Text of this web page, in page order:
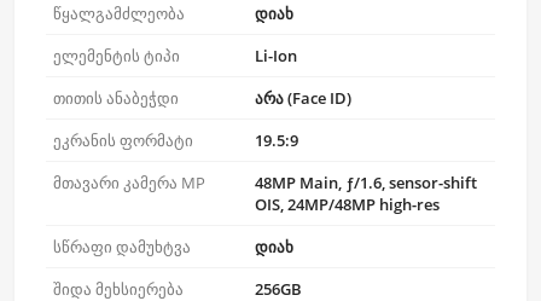
წყალგამძლეობა
დიახ
ელემენტის ტიპი
Li-Ion
თითის ანაბეჭდი
არა (Face ID)
ეკრანის ფორმატი
19.5:9
მთავარი კამერა MP
48MP Main, ƒ/1.6, sensor-shift
OIS, 24MP/48MP high-res
სწრაფი დამუხტვა
დიახ
შიდა მეხსიერება
256GB